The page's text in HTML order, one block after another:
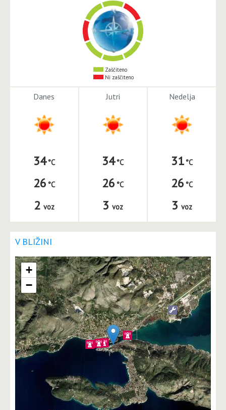
Zaščiteno
Ni zaščiteno
Danes
34
26
2 voz
Jutri
34
26
3 voz
Nedelja
31
26
3 voz
V BLIŽINI
+
−